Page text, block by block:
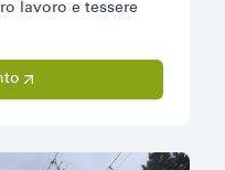
lavoro e tessere